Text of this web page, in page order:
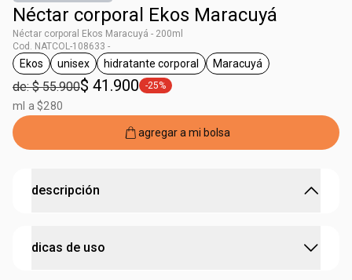
Néctar corporal Ekos Maracuyá
Néctar corporal Ekos Maracuyá - 200ml
Cod. NATCOL-108633 -
general.tag Ekos
Ekos
general.tag unisex
unisex
general.tag hidratante corporal
hidratante corporal
general.tag Maracuyá
Maracuyá
de: $ 55.900$ 41.900 general.tag -25%
-25%
ml a $280
agregar a mi bolsa
descripción
• producto que hidrata profundamente
dicas de uso